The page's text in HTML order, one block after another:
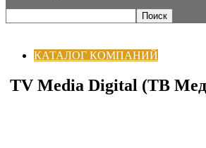
КАТАЛОГ КОМПАНИЙ
TV Media Digital (ТВ